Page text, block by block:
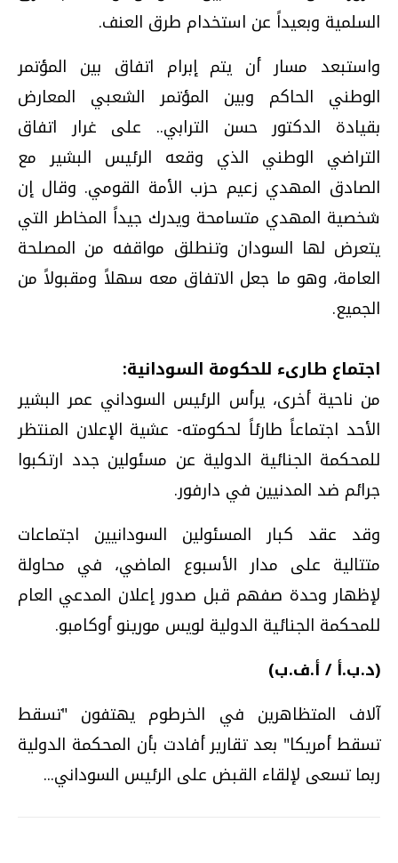
السلمية وبعيداً عن استخدام طرق العنف.
واستبعد مسار أن يتم إبرام اتفاق بين المؤتمر
الوطني الحاكم وبين المؤتمر الشعبي المعارض
بقيادة الدكتور حسن الترابي.. على غرار اتفاق
التراضي الوطني الذي وقعه الرئيس البشير مع
الصادق المهدي زعيم حزب الأمة القومي. وقال إن
شخصية المهدي متسامحة ويدرك جيداً المخاطر التي
يتعرض لها السودان وتنطلق مواقفه من المصلحة
العامة، وهو ما جعل الاتفاق معه سهلاً ومقبولاً من
الجميع.
اجتماع طارىء للحكومة السودانية:
من ناحية أخرى، يرأس الرئيس السوداني عمر البشير
الأحد اجتماعاً طارئاً لحكومته- عشية الإعلان المنتظر
للمحكمة الجنائية الدولية عن مسئولين جدد ارتكبوا
جرائم ضد المدنيين في دارفور.
وقد عقد كبار المسئولين السودانيين اجتماعات
متتالية على مدار الأسبوع الماضي، في محاولة
لإظهار وحدة صفهم قبل صدور إعلان المدعي العام
للمحكمة الجنائية الدولية لويس مورينو أوكامبو.
(د.ب.أ / أ.ف.ب)
آلاف المتظاهرين في الخرطوم يهتفون "تسقط
تسقط أمريكا" بعد تقارير أفادت بأن المحكمة الدولية
ربما تسعى لإلقاء القبض على الرئيس السوداني...